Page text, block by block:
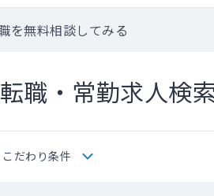
を無料相談してみる
職・常勤求人検
こだわり条件